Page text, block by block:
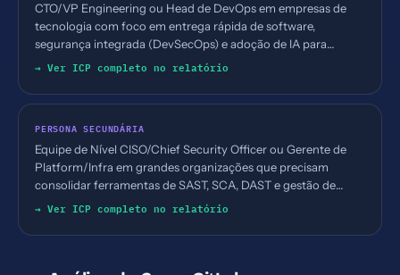
CTO/VP Engineering ou Head de DevOps em empresas de
tecnologia com foco em entrega rápida de software,
segurança integrada (DevSecOps) e adoção de IA para
automação. Busca por plataforma única que integre
→ Ver ICP completo no relatório
PERSONA SECUNDÁRIA
Equipe de Nível CISO/Chief Security Officer ou Gerente de
Platform/Infra em grandes organizações que precisam
consolidar ferramentas de SAST, SCA, DAST e gestão de
vulnerabilidades dentro de um único painel.
→ Ver ICP completo no relatório